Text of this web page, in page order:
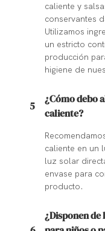
caliente y
conservantes
Utilizamos
un estricto
producción
higiene de
5
¿Cómo debo
caliente?
caliente en un
luz solar
envase para
producto.
¿Disponen de